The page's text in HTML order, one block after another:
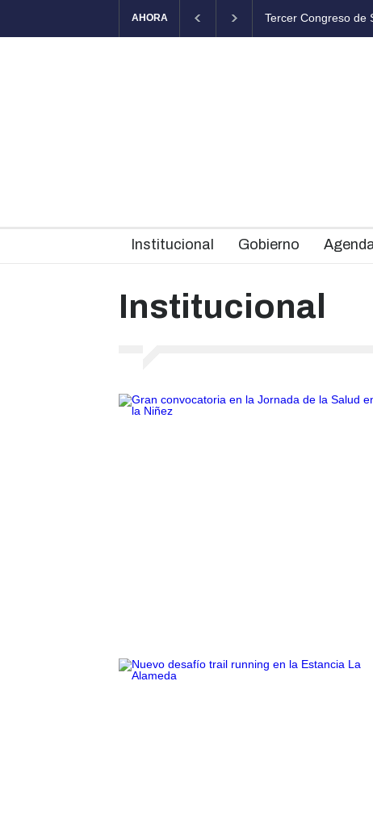
AHORA
Congreso de Salud Mental Comunitaria en Chascomús El Fortín
Institucional Gobierno
Institucional